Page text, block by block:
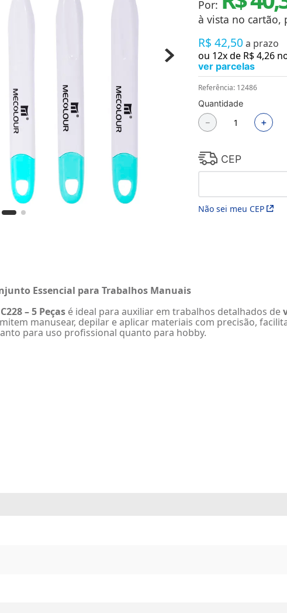
Chaveiros
Chinelos
Mantas e Silicone 3D
Máscara
MDF
Meias
Mouse Pads
Pingentes
Placas
Porcelanatos
Porta-retratos
OBM
Prensas
Por:
à vista no cartão,
R$ 42,50 a prazo
ou 12x de R$4,26
ver parcelas
Referência: 12486
Quantidade
＋
－
CEP
Não sei meu CEP
Essencial para Trabalhos Manuais
– 5 Peças é ideal para auxiliar em trabalhos detalhados de
manusear, depilar e aplicar materiais com precisão,
para uso profissional quanto para hobby.